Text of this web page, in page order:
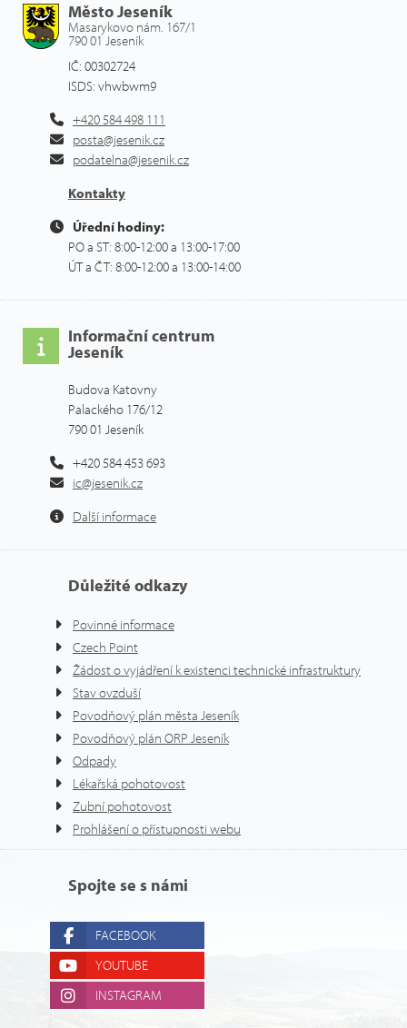
Město Jeseník
Masarykovo nám. 167/1
790 01 Jeseník
IČ: 00302724
ISDS: vhwbwm9
+420 584 498 111
posta@jesenik.cz
podatelna@jesenik.cz
Kontakty
Úřední hodiny:
PO a ST: 8:00-12:00 a 13:00-17:00
ÚT a ČT: 8:00-12:00 a 13:00-14:00
Informační centrum
Jeseník
Budova Katovny
Palackého 176/12
790 01 Jeseník
+420 584 453 693
ic@jesenik.cz
Další informace
Důležité odkazy
Povinné informace
Czech Point
Žádost o vyjádření k existenci technické infrastruktury
Stav ovzduší
Povodňový plán města Jeseník
Povodňový plán ORP Jeseník
Odpady
Lékařská pohotovost
Zubní pohotovost
Prohlášení o přístupnosti webu
Spojte se s námi
FACEBOOK
YOUTUBE
INSTAGRAM